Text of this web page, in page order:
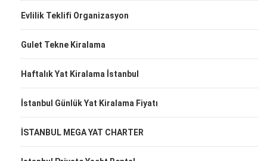
Evlilik Teklifi Organizasyon
Gulet Tekne Kiralama
Haftalık Yat Kiralama İstanbul
İstanbul Günlük Yat Kiralama Fiyatı
İSTANBUL MEGA YAT CHARTER